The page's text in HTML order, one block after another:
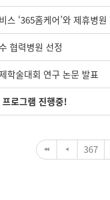
‘365홈케어’와 제휴병원
협력병원 선정
학술대회 연구 논문 발표
로그램 진행중!
367